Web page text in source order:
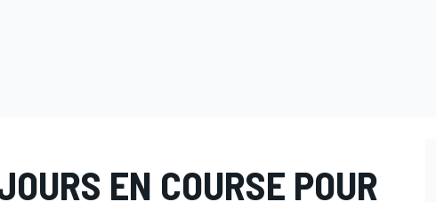
EN COURSE POUR